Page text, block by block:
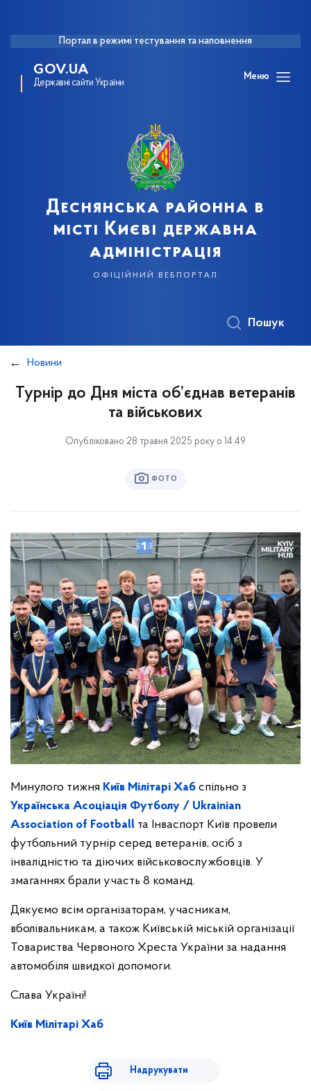
Портал в режимі тестування та наповнення
GOV.UA
Державні сайти України
Меню
Деснянська районна в
місті Києві державна
адміністрація
офіційний вебпортал
Пошук
Новини
Турнір до Дня міста об’єднав ветеранів
та військових
Опубліковано 28 травня 2025 року о 14:49
ФОТО
Минулого тижня Київ Мілітарі Хаб спільно з
Українська Асоціація Футболу / Ukrainian
Association of Football та Інваспорт Київ провели
футбольний турнір серед ветеранів, осіб з
інвалідністю та діючих військовослужбовців. У
змаганнях брали участь 8 команд.
Дякуємо всім організаторам, учасникам,
вболівальникам, а також Київській міській організації
Товариства Червоного Хреста України за надання
автомобіля швидкої допомоги.
Слава Україні!
Київ Мілітарі Хаб
Надрукувати